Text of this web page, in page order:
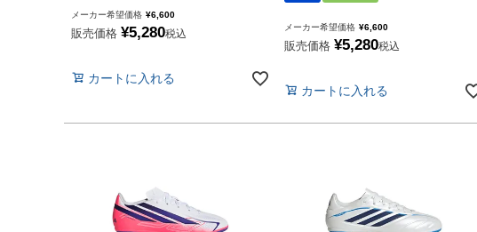
メーカー希望価格 ¥6,600
販売価格 ¥5,280税込
カートに入れる
メーカー希望価格 ¥6,600
販売価格 ¥5,280税込
カートに入れる